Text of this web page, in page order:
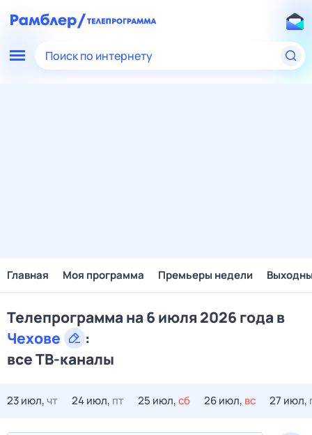
Поиск по интернету
Главная Моя программа Премьеры недели
Телепрограмма на 6 июля 2026 года в
Чехове
:
все ТВ-каналы
23 июл,чт 24 июл, пт 25 июл,сб 26 июл, вс 27 июл,